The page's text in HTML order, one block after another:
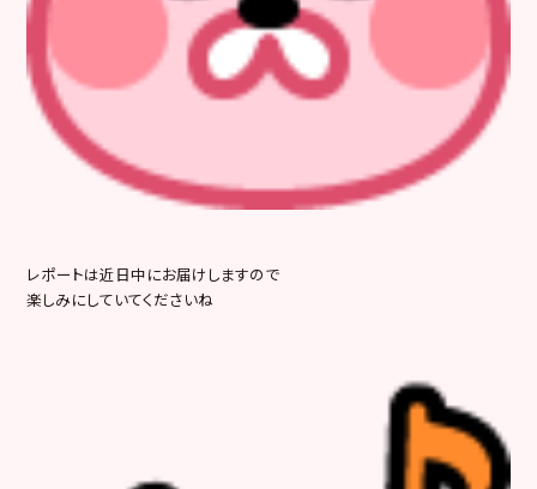
レポートは近日中にお届けしますので
楽しみにしていてくださいね